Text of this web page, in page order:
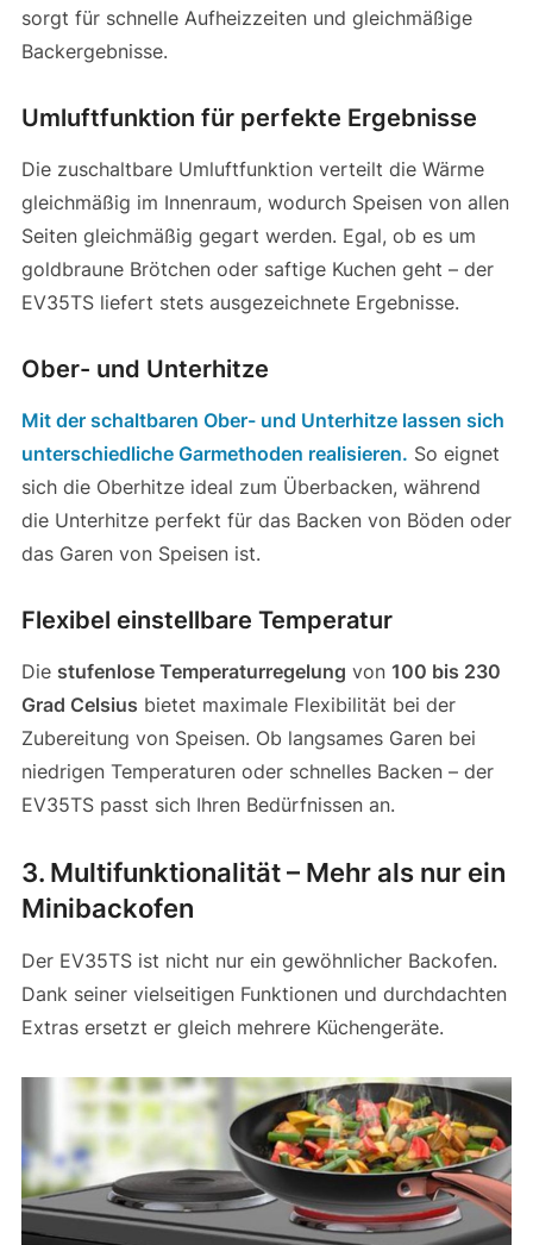
sorgt für schnelle Aufheizzeiten und gleichmäßige
Backergebnisse.
Umluftfunktion für perfekte Ergebnisse
Die zuschaltbare Umluftfunktion verteilt die Wärme
gleichmäßig im Innenraum, wodurch Speisen von allen
Seiten gleichmäßig gegart werden. Egal, ob es um
goldbraune Brötchen oder saftige Kuchen geht – der
EV35TS liefert stets ausgezeichnete Ergebnisse.
Ober- und Unterhitze
Mit der schaltbaren Ober- und Unterhitze lassen sich
unterschiedliche Garmethoden realisieren. So eignet
sich die Oberhitze ideal zum Überbacken, während
die Unterhitze perfekt für das Backen von Böden oder
das Garen von Speisen ist.
Flexibel einstellbare Temperatur
Die stufenlose Temperaturregelung von 100 bis 230
Grad Celsius bietet maximale Flexibilität bei der
Zubereitung von Speisen. Ob langsames Garen bei
niedrigen Temperaturen oder schnelles Backen – der
EV35TS passt sich Ihren Bedürfnissen an.
3. Multifunktionalität – Mehr als nur ein
Minibackofen
Der EV35TS ist nicht nur ein gewöhnlicher Backofen.
Dank seiner vielseitigen Funktionen und durchdachten
Extras ersetzt er gleich mehrere Küchengeräte.